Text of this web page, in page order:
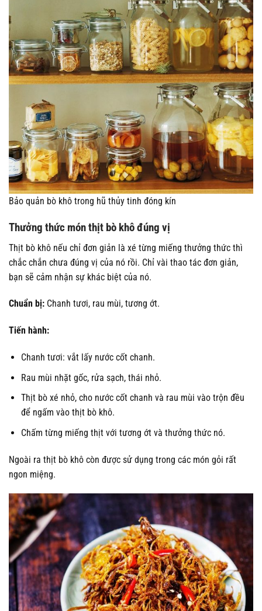
Bảo quản bò khô trong hũ thủy tinh đóng kín
Thưởng thức món thịt bò khô đúng vị
Thịt bò khô nếu chỉ đơn giản là xé từng miếng thưởng thức thì
chắc chắn chưa đúng vị của nó rồi. Chỉ vài thao tác đơn giản,
bạn sẽ cảm nhận sự khác biệt của nó.
Chuẩn bị: Chanh tươi, rau mùi, tương ớt.
Tiến hành:
Chanh tươi: vắt lấy nước cốt chanh.
Rau mùi nhặt gốc, rửa sạch, thái nhỏ.
Thịt bò xé nhỏ, cho nước cốt chanh và rau mùi vào trộn đều
để ngấm vào thịt bò khô.
Chấm từng miếng thịt với tương ớt và thưởng thức nó.
Ngoài ra thịt bò khô còn được sử dụng trong các món gỏi rất
ngon miệng.